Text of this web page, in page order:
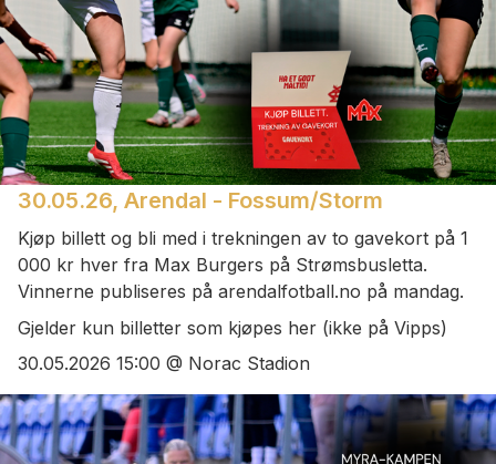
30.05.26, Arendal - Fossum/Storm
Kjøp billett og bli med i trekningen av to gavekort på 1
000 kr hver fra Max Burgers på Strømsbusletta.
Vinnerne publiseres på arendalfotball.no på mandag.
Gjelder kun billetter som kjøpes her (ikke på Vipps)
30.05.2026 15:00 @ Norac Stadion